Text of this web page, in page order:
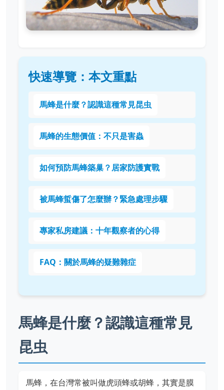
快速導覽：本文重點
馬蜂是什麼？認識這種常見昆虫
馬蜂的生態價值：不只是害蟲
如何預防馬蜂築巢？居家防護實戰
被馬蜂蜇傷了怎麼辦？緊急處理步驟
專家私房建議：十年觀察者的心得
FAQ：關於馬蜂的疑難雜症
馬蜂是什麼？認識這種常見
昆虫
馬蜂，在台灣常被叫做虎頭蜂或胡蜂，其實是膜